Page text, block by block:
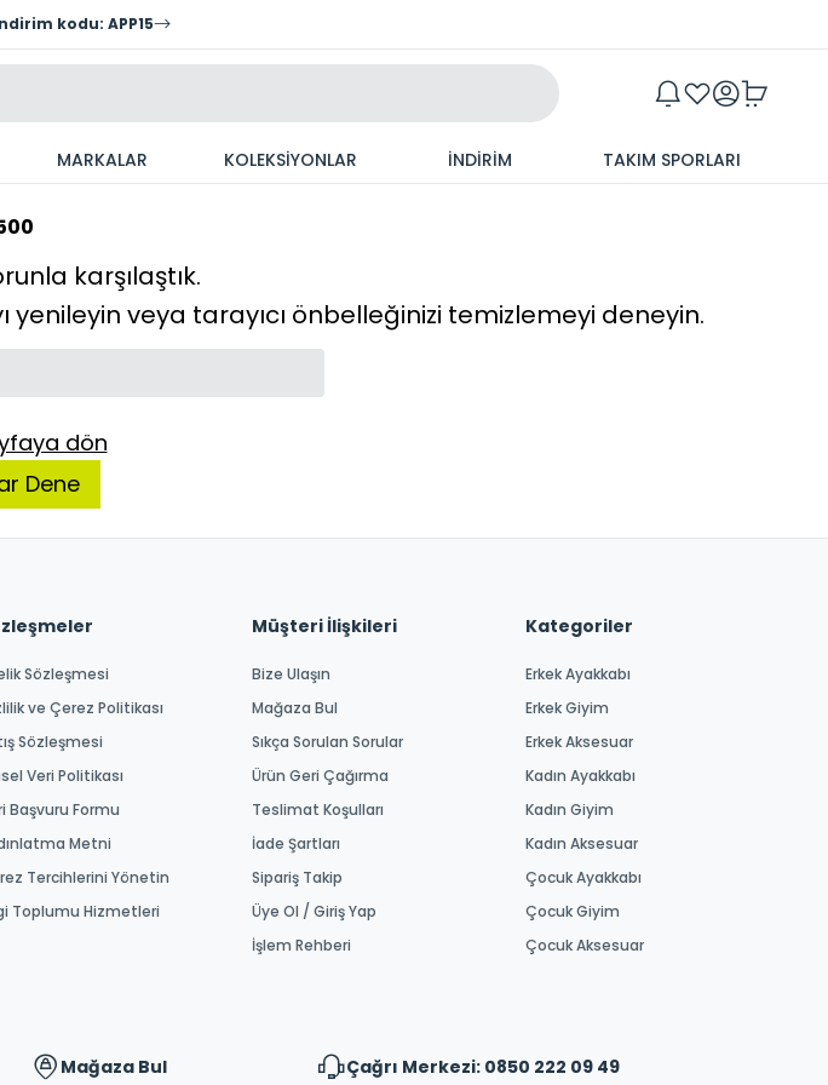
kodu: APP15
MARKALAR KOLEKSİYONLAR İNDİRİM TAKIM SPORLARI
karşılaştık.
veya tarayıcı önbelleğinizi temizlemeyi deneyin.
dön
Dene
Sözleşmesi
ve Çerez Politikası
Sözleşmesi
Veri Politikası
Başvuru Formu
Metni
Tercihlerini Yönetin
Toplumu Hizmetleri
Müşteri İlişkileri
Bize Ulaşın
Mağaza Bul
Sıkça Sorulan Sorular
Ürün Geri Çağırma
Teslimat Koşulları
İade Şartları
Sipariş Takip
Üye Ol / Giriş Yap
İşlem Rehberi
Kategoriler
Erkek Ayakkabı
Erkek Giyim
Erkek Aksesuar
Kadın Ayakkabı
Kadın Giyim
Kadın Aksesuar
Çocuk Ayakkabı
Çocuk Giyim
Çocuk Aksesuar
Mağaza Bul Çağrı Merkezi: 0850 222 09 49